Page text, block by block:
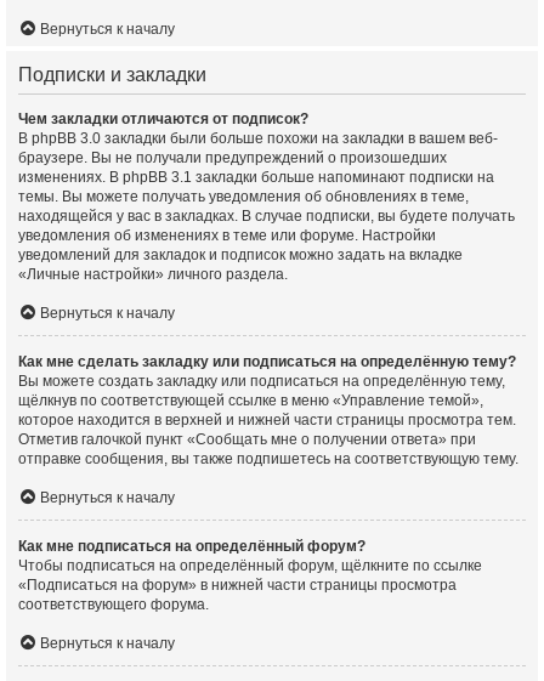
Вернуться к началу
Подписки и закладки
Чем закладки отличаются от подписок?
В phpBB 3.0 закладки были больше похожи на закладки в вашем веб-
браузере. Вы не получали предупреждений о произошедших
изменениях. В phpBB 3.1 закладки больше напоминают подписки на
темы. Вы можете получать уведомления об обновлениях в теме,
находящейся у вас в закладках. В случае подписки, вы будете получать
уведомления об изменениях в теме или форуме. Настройки
уведомлений для закладок и подписок можно задать на вкладке
«Личные настройки» личного раздела.
Вернуться к началу
Как мне сделать закладку или подписаться на определённую тему?
Вы можете создать закладку или подписаться на определённую тему,
щёлкнув по соответствующей ссылке в меню «Управление темой»,
которое находится в верхней и нижней части страницы просмотра тем.
Отметив галочкой пункт «Сообщать мне о получении ответа» при
отправке сообщения, вы также подпишетесь на соответствующую тему.
Вернуться к началу
Как мне подписаться на определённый форум?
Чтобы подписаться на определённый форум, щёлкните по ссылке
«Подписаться на форум» в нижней части страницы просмотра
соответствующего форума.
Вернуться к началу